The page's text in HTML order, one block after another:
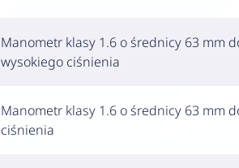
Manometr klasy 1.6 o średnicy 63 mm
wysokiego ciśnienia
Manometr klasy 1.6 o średnicy 63 mm
ciśnienia